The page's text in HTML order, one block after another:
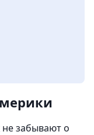
забывают о